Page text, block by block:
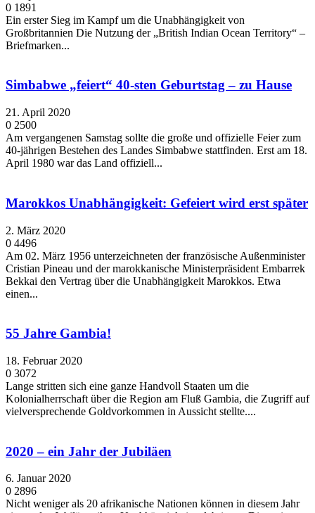
0 1891
Ein erster Sieg im Kampf um die Unabhängigkeit von
Großbritannien Die Nutzung der „British Indian Ocean Territory“ –
Briefmarken...
Simbabwe „feiert“ 40-sten Geburtstag – zu Hause
21. April 2020
0 2500
Am vergangenen Samstag sollte die große und offizielle Feier zum
40-jährigen Bestehen des Landes Simbabwe stattfinden. Erst am 18.
April 1980 war das Land offiziell...
Marokkos Unabhängigkeit: Gefeiert wird erst später
2. März 2020
0 4496
Am 02. März 1956 unterzeichneten der französische Außenminister
Cristian Pineau und der marokkanische Ministerpräsident Embarrek
Bekkai den Vertrag über die Unabhängigkeit Marokkos. Etwa
einen...
55 Jahre Gambia!
18. Februar 2020
0 3072
Lange stritten sich eine ganze Handvoll Staaten um die
Kolonialherrschaft über die Region am Fluß Gambia, die Zugriff auf
vielversprechende Goldvorkommen in Aussicht stellte....
2020 – ein Jahr der Jubiläen
6. Januar 2020
0 2896
Nicht weniger als 20 afrikanische Nationen können in diesem Jahr